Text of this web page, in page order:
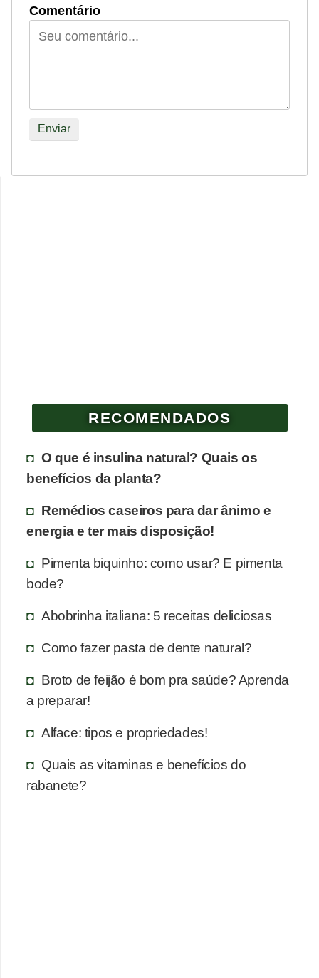
Comentário
RECOMENDADOS
O que é insulina natural? Quais os
benefícios da planta?
Remédios caseiros para dar ânimo e
energia e ter mais disposição!
Pimenta biquinho: como usar? E pimenta
bode?
Abobrinha italiana: 5 receitas deliciosas
Como fazer pasta de dente natural?
Broto de feijão é bom pra saúde? Aprenda
a preparar!
Alface: tipos e propriedades!
Quais as vitaminas e benefícios do
rabanete?